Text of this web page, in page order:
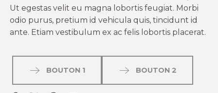
Ut egestas velit eu magna lobortis feugiat. Morbi
odio purus, pretium id vehicula quis, tincidunt id
ante. Etiam vestibulum ex ac felis lobortis placerat.
BOUTON 1 BOUTON 2